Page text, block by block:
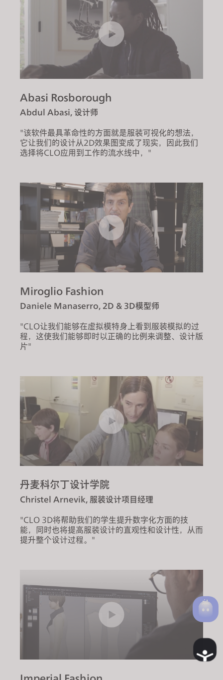
A
Abasi Rosborough
Abdul Abasi, 设计师
"该软件最具革命性的方面就是服装可视化的想法，
它让我们的设计从2D效果图变成了现实，因此我们
选择将CLO应用到工作的流水线中，"
Miroglio Fashion
Daniele Manaserro, 2D & 3D模型师
"CLO让我们能够在虚拟模特身上看到服装模拟的过
程，这使我们能够即时以正确的比例来调整、设计版
片"
丹麦科尔丁设计学院
Christel Arnevik, 服装设计项目经理
"CLO 3D将帮助我们的学生提升数字化方面的技
能，同时也将提高服装设计的直观性和设计性，从而
提升整个设计过程。"